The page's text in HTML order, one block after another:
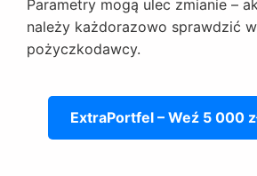
Parametry mogą ulec zmianie –
należy każdorazowo sprawdzić
pożyczkodawcy.
ExtraPortfel – Weź 5 000